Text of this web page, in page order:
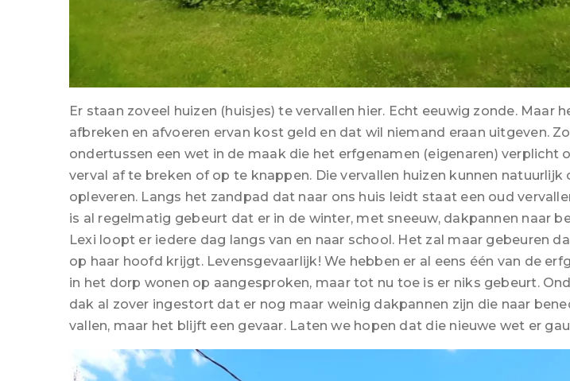
Er staan zoveel huizen (huisjes) te vervallen hier. Echt eeuwig zonde. Maar
afbreken en afvoeren ervan kost geld en dat wil niemand eraan uitgeven.
ondertussen een wet in de maak die het erfgenamen (eigenaren) verplicht
verval af te breken of op te knappen. Die vervallen huizen kunnen natuurlijk
opleveren. Langs het zandpad dat naar ons huis leidt staat een oud
is al regelmatig gebeurt dat er in de winter, met sneeuw, dakpannen naar
Lexi loopt er iedere dag langs van en naar school. Het zal maar gebeuren
op haar hoofd krijgt. Levensgevaarlijk! We hebben er al eens één van de
in het dorp wonen op aangesproken, maar tot nu toe is er niks gebeurt.
dak al zover ingestort dat er nog maar weinig dakpannen zijn die naar
vallen, maar het blijft een gevaar. Laten we hopen dat die nieuwe wet er